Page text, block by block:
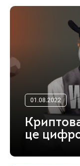
01.08.2022
це